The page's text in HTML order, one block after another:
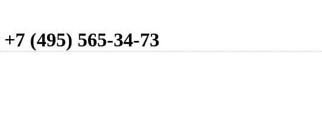
+7 (495) 565-34-73